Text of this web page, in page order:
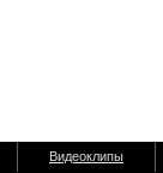
Видеоклипы